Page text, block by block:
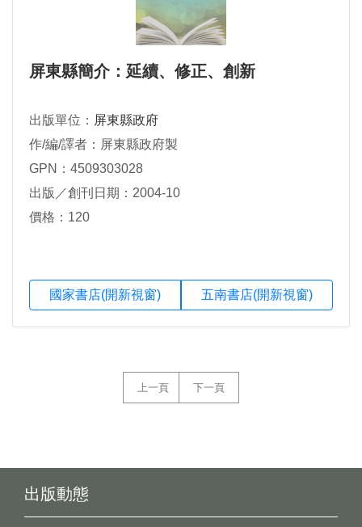
屏東縣簡介：延續、修正、創新
出版單位： 屏東縣政府
作/編/譯者：屏東縣政府製
GPN：4509303028
出版／創刊日期：2004-10
價格：120
國家書店(開新視窗) 五南書店(開新視窗)
上一頁 下一頁
出版動態